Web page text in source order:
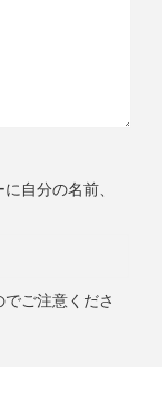
自分の名前、
ご注意くださ